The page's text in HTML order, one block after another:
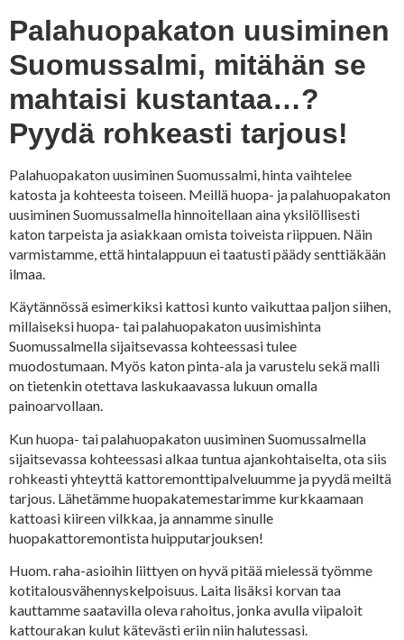
Palahuopakaton uusiminen
Suomussalmi, mitähän se
mahtaisi kustantaa…?
Pyydä rohkeasti tarjous!
Palahuopakaton uusiminen Suomussalmi, hinta vaihtelee
katosta ja kohteesta toiseen. Meillä huopa- ja palahuopakaton
uusiminen Suomussalmella hinnoitellaan aina yksilöllisesti
katon tarpeista ja asiakkaan omista toiveista riippuen. Näin
varmistamme, että hintalappuun ei taatusti päädy senttiäkään
ilmaa.
Käytännössä esimerkiksi kattosi kunto vaikuttaa paljon siihen,
millaiseksi huopa- tai palahuopakaton uusimishinta
Suomussalmella sijaitsevassa kohteessasi tulee
muodostumaan. Myös katon pinta-ala ja varustelu sekä malli
on tietenkin otettava laskukaavassa lukuun omalla
painoarvollaan.
Kun huopa- tai palahuopakaton uusiminen Suomussalmella
sijaitsevassa kohteessasi alkaa tuntua ajankohtaiselta, ota siis
rohkeasti yhteyttä kattoremonttipalveluumme ja pyydä meiltä
tarjous. Lähetämme huopakatemestarimme kurkkaamaan
kattoasi kiireen vilkkaa, ja annamme sinulle
huopakattoremontista huipputarjouksen!
Huom. raha-asioihin liittyen on hyvä pitää mielessä työmme
kotitalousvähennyskelpoisuus. Laita lisäksi korvan taa
kauttamme saatavilla oleva rahoitus, jonka avulla viipaloit
kattourakan kulut kätevästi eriin niin halutessasi.